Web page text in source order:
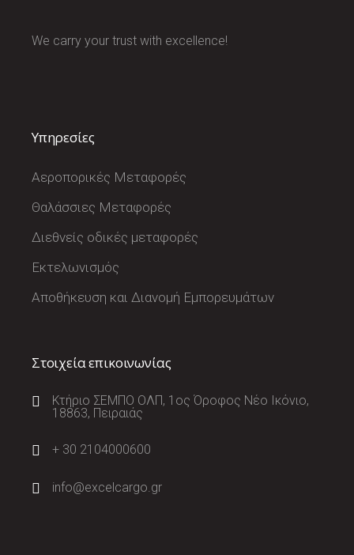
We carry your trust with excellence!
Υπηρεσίες
Αεροπορικές Μεταφορές
Θαλάσσιες Μεταφορές
Διεθνείς οδικές μεταφορές
Εκτελωνισμός
Αποθήκευση και Διανομή Εμπορευμάτων
Στοιχεία επικοινωνίας
Κτήριο ΣΕΜΠΟ ΟΛΠ, 1ος Όροφος Νέο Ικόνιο,
18863, Πειραιάς
+ 30 2104000600
info@excelcargo.gr